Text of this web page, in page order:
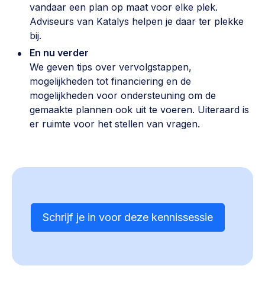
vandaar een plan op maat voor elke plek.
Adviseurs van Katalys helpen je daar ter plekke
bij.
En nu verder
We geven tips over vervolgstappen,
mogelijkheden tot financiering en de
mogelijkheden voor ondersteuning om de
gemaakte plannen ook uit te voeren. Uiteraard is
er ruimte voor het stellen van vragen.
Schrijf je in voor deze kennissessie